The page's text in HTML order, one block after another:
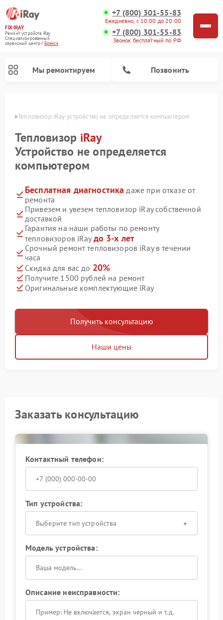
FIX-IRAY
Ремонт устройств iRay
Специализированный
cервисный центр г.Брянск
+7 (800) 301-55-83
Ежедневно, с 10:00 до 20:00
+7 (800) 301-55-83
Звонок бесплатный по РФ
Мы ремонтируем Позвонить
Тепловизор iRay устройство не определяется компьютером
Тепловизор iRay
Устройство не определяется
компьютером
Бесплатная диагностика даже при отказе от
ремонта
Привезем и увезем тепловизор iRay собственной
доставкой
Гарантия на наши работы по ремонту
тепловизоров iRay до 3-х лет
Срочный ремонт тепловизоров iRay в течении
часа
Скидка для вас до 20%
Получите 1500 рублей на ремонт
Оригинальные комплектующие iRay
Получить консультацию
Наши цены
Заказать консультацию
Контактный телефон:
Тип устройства:
Выберите тип устройства
Модель устройства:
Описание неисправности: